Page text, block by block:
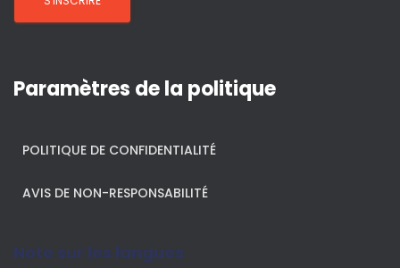
Paramètres de la politique
POLITIQUE DE CONFIDENTIALITÉ
AVIS DE NON-RESPONSABILITÉ
Note sur les langues